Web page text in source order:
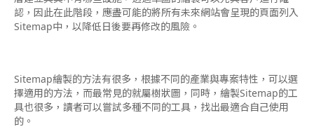
認，因此在此階段，應盡可能的將所有未來網站會呈現的頁面列入
Sitemap中，以降低日後要再修改的風險。
Sitemap繪製的方法有很多，根據不同的產業與專案特性，可以選
擇適用的方法，而最常見的就屬樹狀圖，同時，繪製Sitemap的工
具也很多，讀者可以嘗試多種不同的工具，找出最適合自己使用
的。